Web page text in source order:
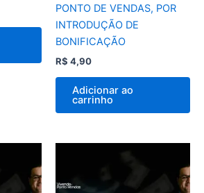
PONTO DE VENDAS, POR
INTRODUÇÃO DE
BONIFICAÇÃO
R$ 4,90
Adicionar ao
carrinho